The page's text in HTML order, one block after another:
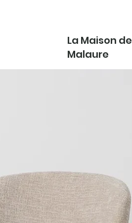
La Maison de
Malaure